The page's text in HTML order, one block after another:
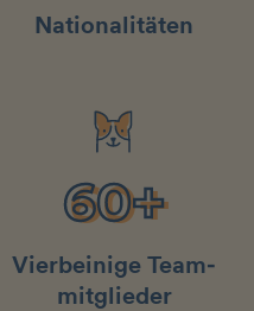
Nationalitäten
60+
60+
Vierbeinige Team­
mit­glieder